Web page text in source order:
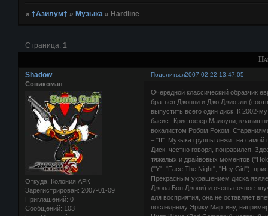
»†Азилум† »Музыка » Hardline
Страница: 1
Поделиться2007-02-22 13:47:05
Shadow
Соникоман
Откуда: Колония АРК
Зарегистрирован: 2007-01-09
Приглашений: 0
Сообщений: 103
Очередной классический образчик
братьев Джонни и Джо Джиоэли
выпустить всего один диск. К 2002-
басист Кристофер Малоуни,
вокалистом Робом Роком.
– "II". Музыка группы лежит на самой
Диск, честно говоря, понравился.
тяжёлых и драйвовых моментов
("Y", "Face The Night", "Hey Girl"),
Прекрасным украшением диска
Джона Бон Джови) и очень сочное
для восприятия, она не оставляет
последнему Эрику Мартину,